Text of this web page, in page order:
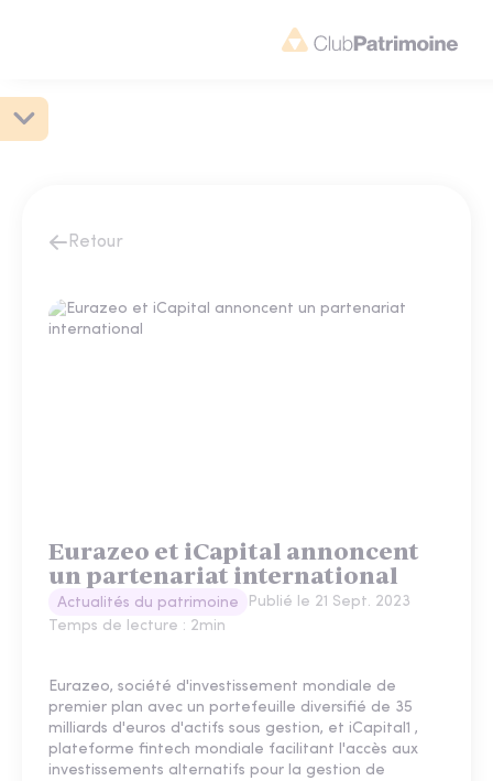
Retour
Eurazeo et iCapital annoncent
un partenariat international
Actualités du patrimoine Publié le 21 Sept. 2023
Temps de lecture : 2min
Eurazeo, société d'investissement mondiale de
premier plan avec un portefeuille diversifié de 35
milliards d'euros d'actifs sous gestion, et iCapital1 ,
plateforme fintech mondiale facilitant l'accès aux
investissements alternatifs pour la gestion de